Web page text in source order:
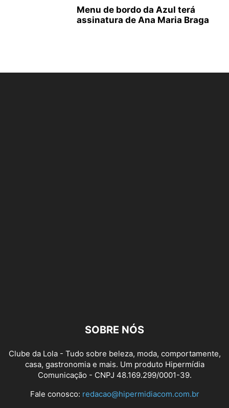
Menu de bordo da Azul terá
assinatura de Ana Maria Braga
SOBRE NÓS
Clube da Lola - Tudo sobre beleza, moda, comportamente,
casa, gastronomia e mais. Um produto Hipermídia
Comunicação - CNPJ 48.169.299/0001-39.
Fale conosco: redacao@hipermidiacom.com.br